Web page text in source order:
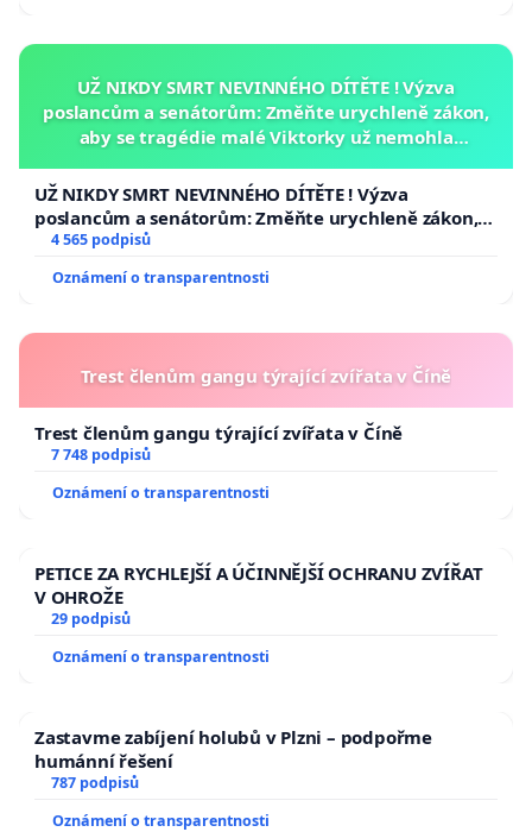
UŽ NIKDY SMRT NEVINNÉHO DÍTĚTE ! Výzva
poslancům a senátorům: Změňte urychleně zákon,
aby se tragédie malé Viktorky už nemohla
UŽ NIKDY SMRT NEVINNÉHO DÍTĚTE ! Výzva
poslancům a senátorům: Změňte urychleně zákon,
aby se tragédie malé Viktorky už nemohla opakovat!
4 565 podpisů
Oznámení o transparentnosti
Trest členům gangu týrající zvířata v Číně
Trest členům gangu týrající zvířata v Číně
7 748 podpisů
Oznámení o transparentnosti
PETICE ZA RYCHLEJŠÍ A ÚČINNĚJŠÍ OCHRANU ZVÍŘAT
V OHROŽE
29 podpisů
Oznámení o transparentnosti
Zastavme zabíjení holubů v Plzni – podpořme
humánní řešení
787 podpisů
Oznámení o transparentnosti